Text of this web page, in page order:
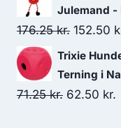
pris
var:
83.75 kr..
Julemand -
176.25kr. Den
pris
var:
152.50
Trixie
Terning i
71.25kr. Den
62.50 kr.